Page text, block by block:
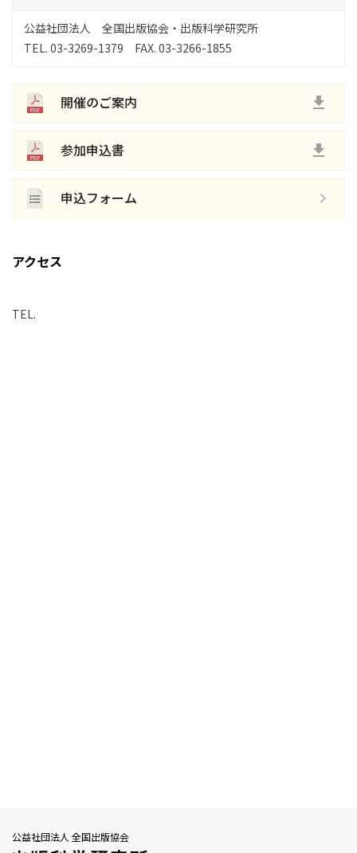
公益社団法人 全国出版協会・出版科学研究所
TEL. 03-3269-1379 FAX. 03-3266-1855
開催のご案内
参加申込書
申込フォーム
アクセス
TEL.
公益社団法人 全国出版協会